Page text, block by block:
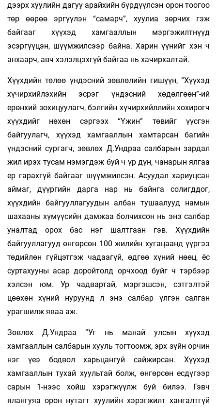
дээрх хуулийн дагуу арайхийн бүрдүүлсэн орон тоогоо
төр өөрөө эргүүлэн “самарч”, хуулиа зөрчих гэж
байгааг хүүхэд хамгааллын мэргэжилтнүүд
эсэргүүцэн, шүүмжилсээр байна. Харин үүнийг хэн ч
анхаарч, авч хэлэлцэхгүй байгаа нь хачирхалтай.
Хүүхдийн төлөө үндэсний зөвлөлийн гишүүн, “Хүүхэд
хүчирхийлэхийн эсрэг үндэсний хөдөлгөөн”-ий
ерөнхий зохицуулагч, бэлгийн хүчирхийллийн хохирогч
хүүхдийг нөхөн сэргээх “Үжин” төвийг үүсгэн
байгуулагч, хүүхэд хамгааллын хамтарсан багийн
үндэсний сургагч, зөвлөх Д.Ундраа салбарын зардал
жил ирэх тусам нэмэгдэж буй ч үр дүн, чанарын ялгаа
ер гарахгүй байгааг шүүмжилсэн. Асуудал хариуцсан
аймаг, дүүргийн дарга нар нь байнга солигддог,
хүүхдийн байгууллагуудын албан тушаалууд намын
шахааны хүмүүсийн дамжаа болчихсон нь энэ салбар
уналтад орох бас нэг шалтгаан гэв. Хүүхдийн
байгууллагууд өнгөрсөн 100 жилийн хугацаанд үүргээ
төдийлөн гүйцэтгэж чадаагүй, өдгөө хүний нөөц, ёс
суртахууны асар доройтолд орчхоод буйг ч тэрбээр
хэлсэн юм. Ур чадвартай, мэргэшсэн, сэтгэлтэй
цөөхөн хүний нуруунд л энэ салбар үлгэн салган
урагшилж яваа аж.
Зөвлөх Д.Ундраа “Уг нь манай улсын хүүхэд
хамгааллын салбарын хууль тогтоомж, эрх зүйн орчин
нэг үеэ бодвол харьцангуй сайжирсан. Хүүхэд
хамгааллын тухай хуультай болж, өнгөрсөн есдүгээр
сарын 1-нээс хойш хэрэгжүүлж буй билээ. Гэвч
ялангуяа орон нутагт хуулийн хэрэгжилт хангалтгүй